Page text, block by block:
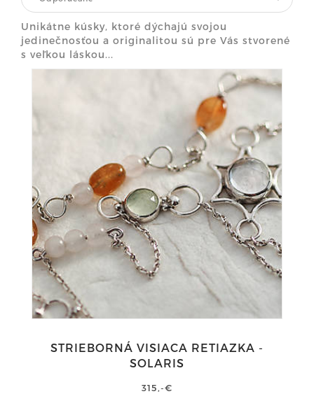
Unikátne kúsky, ktoré dýchajú svojou
jedinečnosťou a originalitou sú pre Vás stvorené
s veľkou láskou...
STRIEBORNÁ VISIACA RETIAZKA -
SOLARIS
315,-€